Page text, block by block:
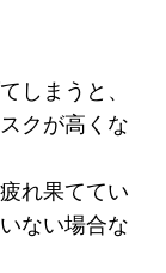
しまうと、
クが高くな
れ果ててい
ない場合な